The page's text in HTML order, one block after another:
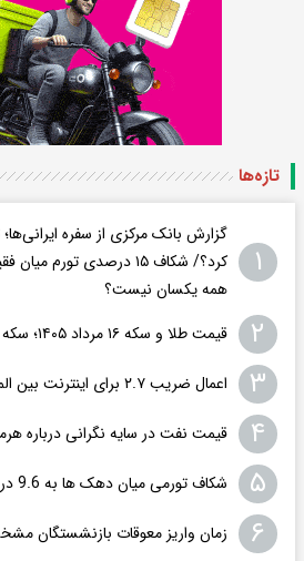
تازه‌ها
۱
گزارش بانک مرکزی از سفره ایرانی‌ها؛
کرد؟/ شکاف ۱۵ درصدی تورم
همه یکسان نیست؟
۲ قیمت طلا و سکه ۱۶ مرداد ۱۴۰۵؛ سکه جدید ١٨۵ میلیون تومان
۳ اعمال ضریب ۲.۷ برای اینترنت بین الملل صحت دارد؟
۴ قیمت نفت در سایه نگرانی درباره
۵ شکاف تورمی میان دهک ها به 9.6 درصد رسید/ اینفوگرافیک
۶ زمان واریز معوقات بازنشستگان